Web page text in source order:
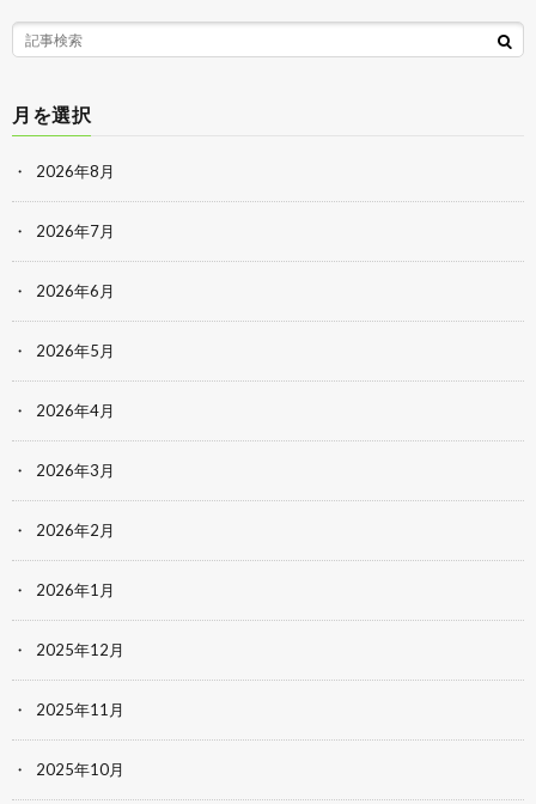
月を選択
2026年8月
2026年7月
2026年6月
2026年5月
2026年4月
2026年3月
2026年2月
2026年1月
2025年12月
2025年11月
2025年10月